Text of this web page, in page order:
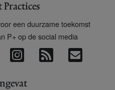
Practices
een duurzame toekomst
P+ op de social media